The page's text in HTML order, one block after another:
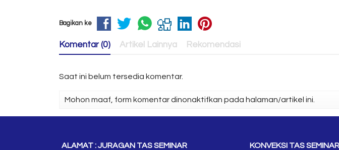
Bagikan ke
Komentar (0) Artikel Lainnya Rekomendasi
Saat ini belum tersedia komentar.
Mohon maaf, form komentar dinonaktifkan pada halaman/artikel ini.
ALAMAT : JURAGAN TAS SEMINAR KONVEKSI TAS